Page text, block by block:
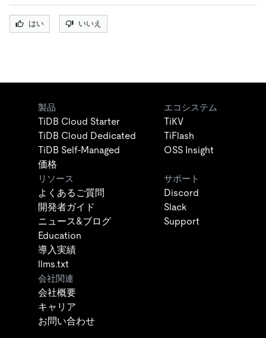
はい いいえ
製品
TiDB Cloud Starter
TiDB Cloud Dedicated
TiDB Self-Managed
価格
エコシステム
TiKV
TiFlash
OSS Insight
リソース
よくあるご質問
開発者ガイド
ニュース&ブログ
Education
導入実績
llms.txt
サポート
Discord
Slack
Support
会社関連
会社概要
キャリア
お問い合わせ